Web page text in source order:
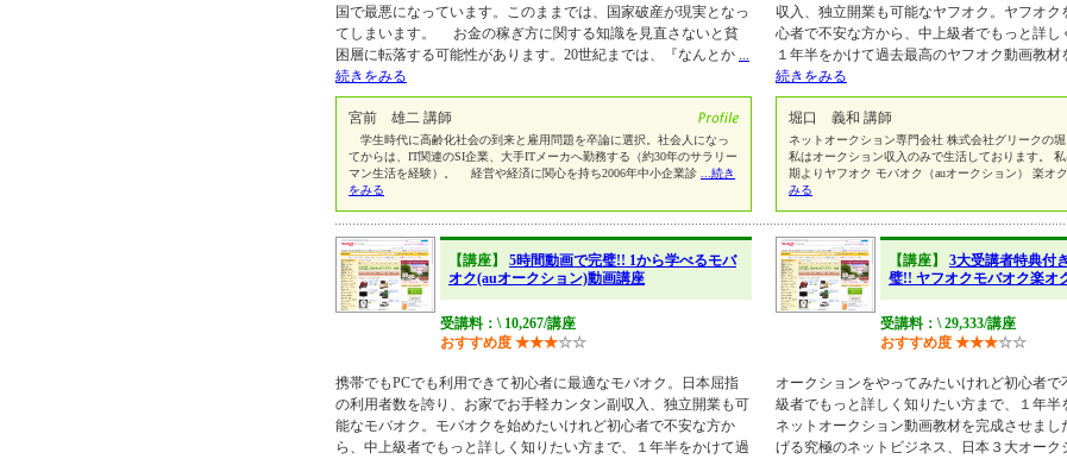
国で最悪になっています。このままでは、国家破産が現実となっ
てしまいます。 お金の稼ぎ方に関する知識を見直さないと貧
困層に転落する可能性があります。20世紀までは、『なんとか ...
続きをみる
宮前 雄二 講師
学生時代に高齢化社会の到来と雇用問題を卒論に選択。社会人になっ
てからは、IT関連のSI企業、大手ITメーカへ勤務する（約30年のサラリー
マン生活を経験）。 経営や経済に関心を持ち2006年中小企業診
...続き
をみる
収入、独立開業も可能なヤフオク。ヤフオク
心者で不安な方から、中上級者でもっと詳し
１年半をかけて過去最高のヤフオク動画教材
続きをみる
堀口 義和 講師
ネットオークション専門会社 株式会社グリークの
私はオークション収入のみで生活しております。
期よりヤフオク モバオク（auオークション） 楽オ
みる
【講座】 5時間動画で完璧!! 1から学べるモバ
オク(auオークション)動画講座
受講料：\ 10,267/講座
おすすめ度 ★★★☆☆
携帯でもPCでも利用できて初心者に最適なモバオク。日本屈指
の利用者数を誇り、お家でお手軽カンタン副収入、独立開業も可
能なモバオク。モバオクを始めたいけれど初心者で不安な方か
ら、中上級者でもっと詳しく知りたい方まで、１年半をかけて過
【講座】 3大受講者特典付
璧!! ヤフオクモバオク楽オ
受講料：\ 29,333/講座
おすすめ度 ★★★☆☆
オークションをやってみたいけれど初心者で
級者でもっと詳しく知りたい方まで、１年半
ネットオークション動画教材を完成させまし
げる究極のネットビジネス、日本３大オーク